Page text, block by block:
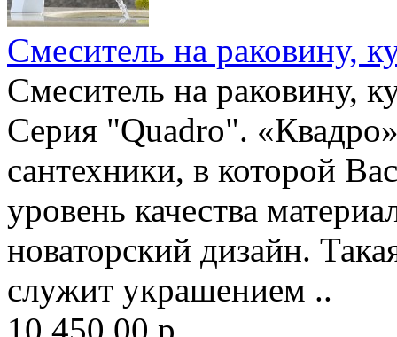
Смеситель на раковину,
Смеситель на раковину,
Серия "Quadro".
сантехники, в которой
уровень качества
новаторский дизайн.
служит украшением ..
10,450.00 р.